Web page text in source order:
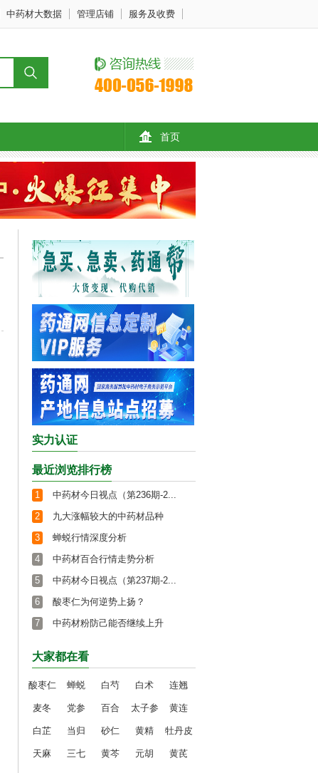
中药材大数据 管理店铺 服务及收费
首页
实力认证
最近浏览排行榜
1
中药材今日视点（第236期-2...
2
九大涨幅较大的中药材品种
3
蝉蜕行情深度分析
4
中药材百合行情走势分析
5
中药材今日视点（第237期-2...
6
酸枣仁为何逆势上扬？
7
中药材粉防己能否继续上升
大家都在看
酸枣仁 蝉蜕 白芍 白术 连翘
麦冬 党参 百合 太子参 黄连
白芷 当归 砂仁 黄精 牡丹皮
天麻 三七 黄芩 元胡 黄芪